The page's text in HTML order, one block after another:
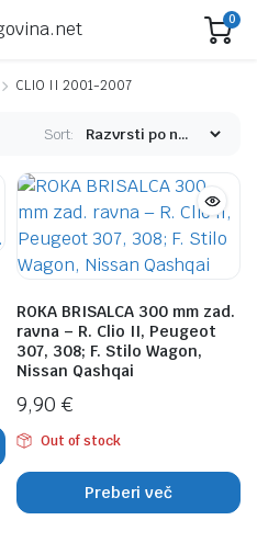
0
CLIO II 2001-2007
Sort:
ROKA BRISALCA 300 mm zad.
ravna – R. Clio II, Peugeot
307, 308; F. Stilo Wagon,
Nissan Qashqai
9,90 €
Out of stock
Preberi več